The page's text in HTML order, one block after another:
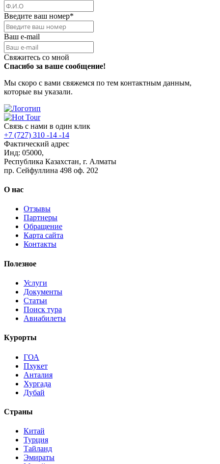
Введите ваш номер*
Ваш e-mail
Свяжитесь со мной
Спасибо за ваше сообщение!
Мы скоро с вами свяжемся по тем контактным данным,
которые вы указали.
Связь с нами в один клик
+7 (727) 310 -14 -14
Фактический адрес
Инд: 05000,
Республика Казахстан, г. Алматы
пр. Сейфуллина 498 оф. 202
О нас
Отзывы
Партнеры
Обращение
Карта сайта
Контакты
Полезное
Услуги
Документы
Статьи
Поиск тура
Авиабилеты
Курорты
ГОА
Пхукет
Анталия
Хургада
Дубай
Страны
Китай
Турция
Тайланд
Эмираты